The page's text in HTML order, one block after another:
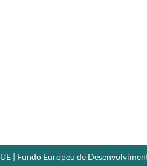
UE | Fundo Europeu de